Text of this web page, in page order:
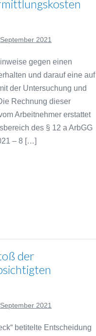
2021
gegen einen
und darauf eine auf
der Untersuchung und
Rechnung dieser
Arbeitnehmer erstattet
des § 12 a ArbGG
– 8 […]
der
2021
betitelte Entscheidung